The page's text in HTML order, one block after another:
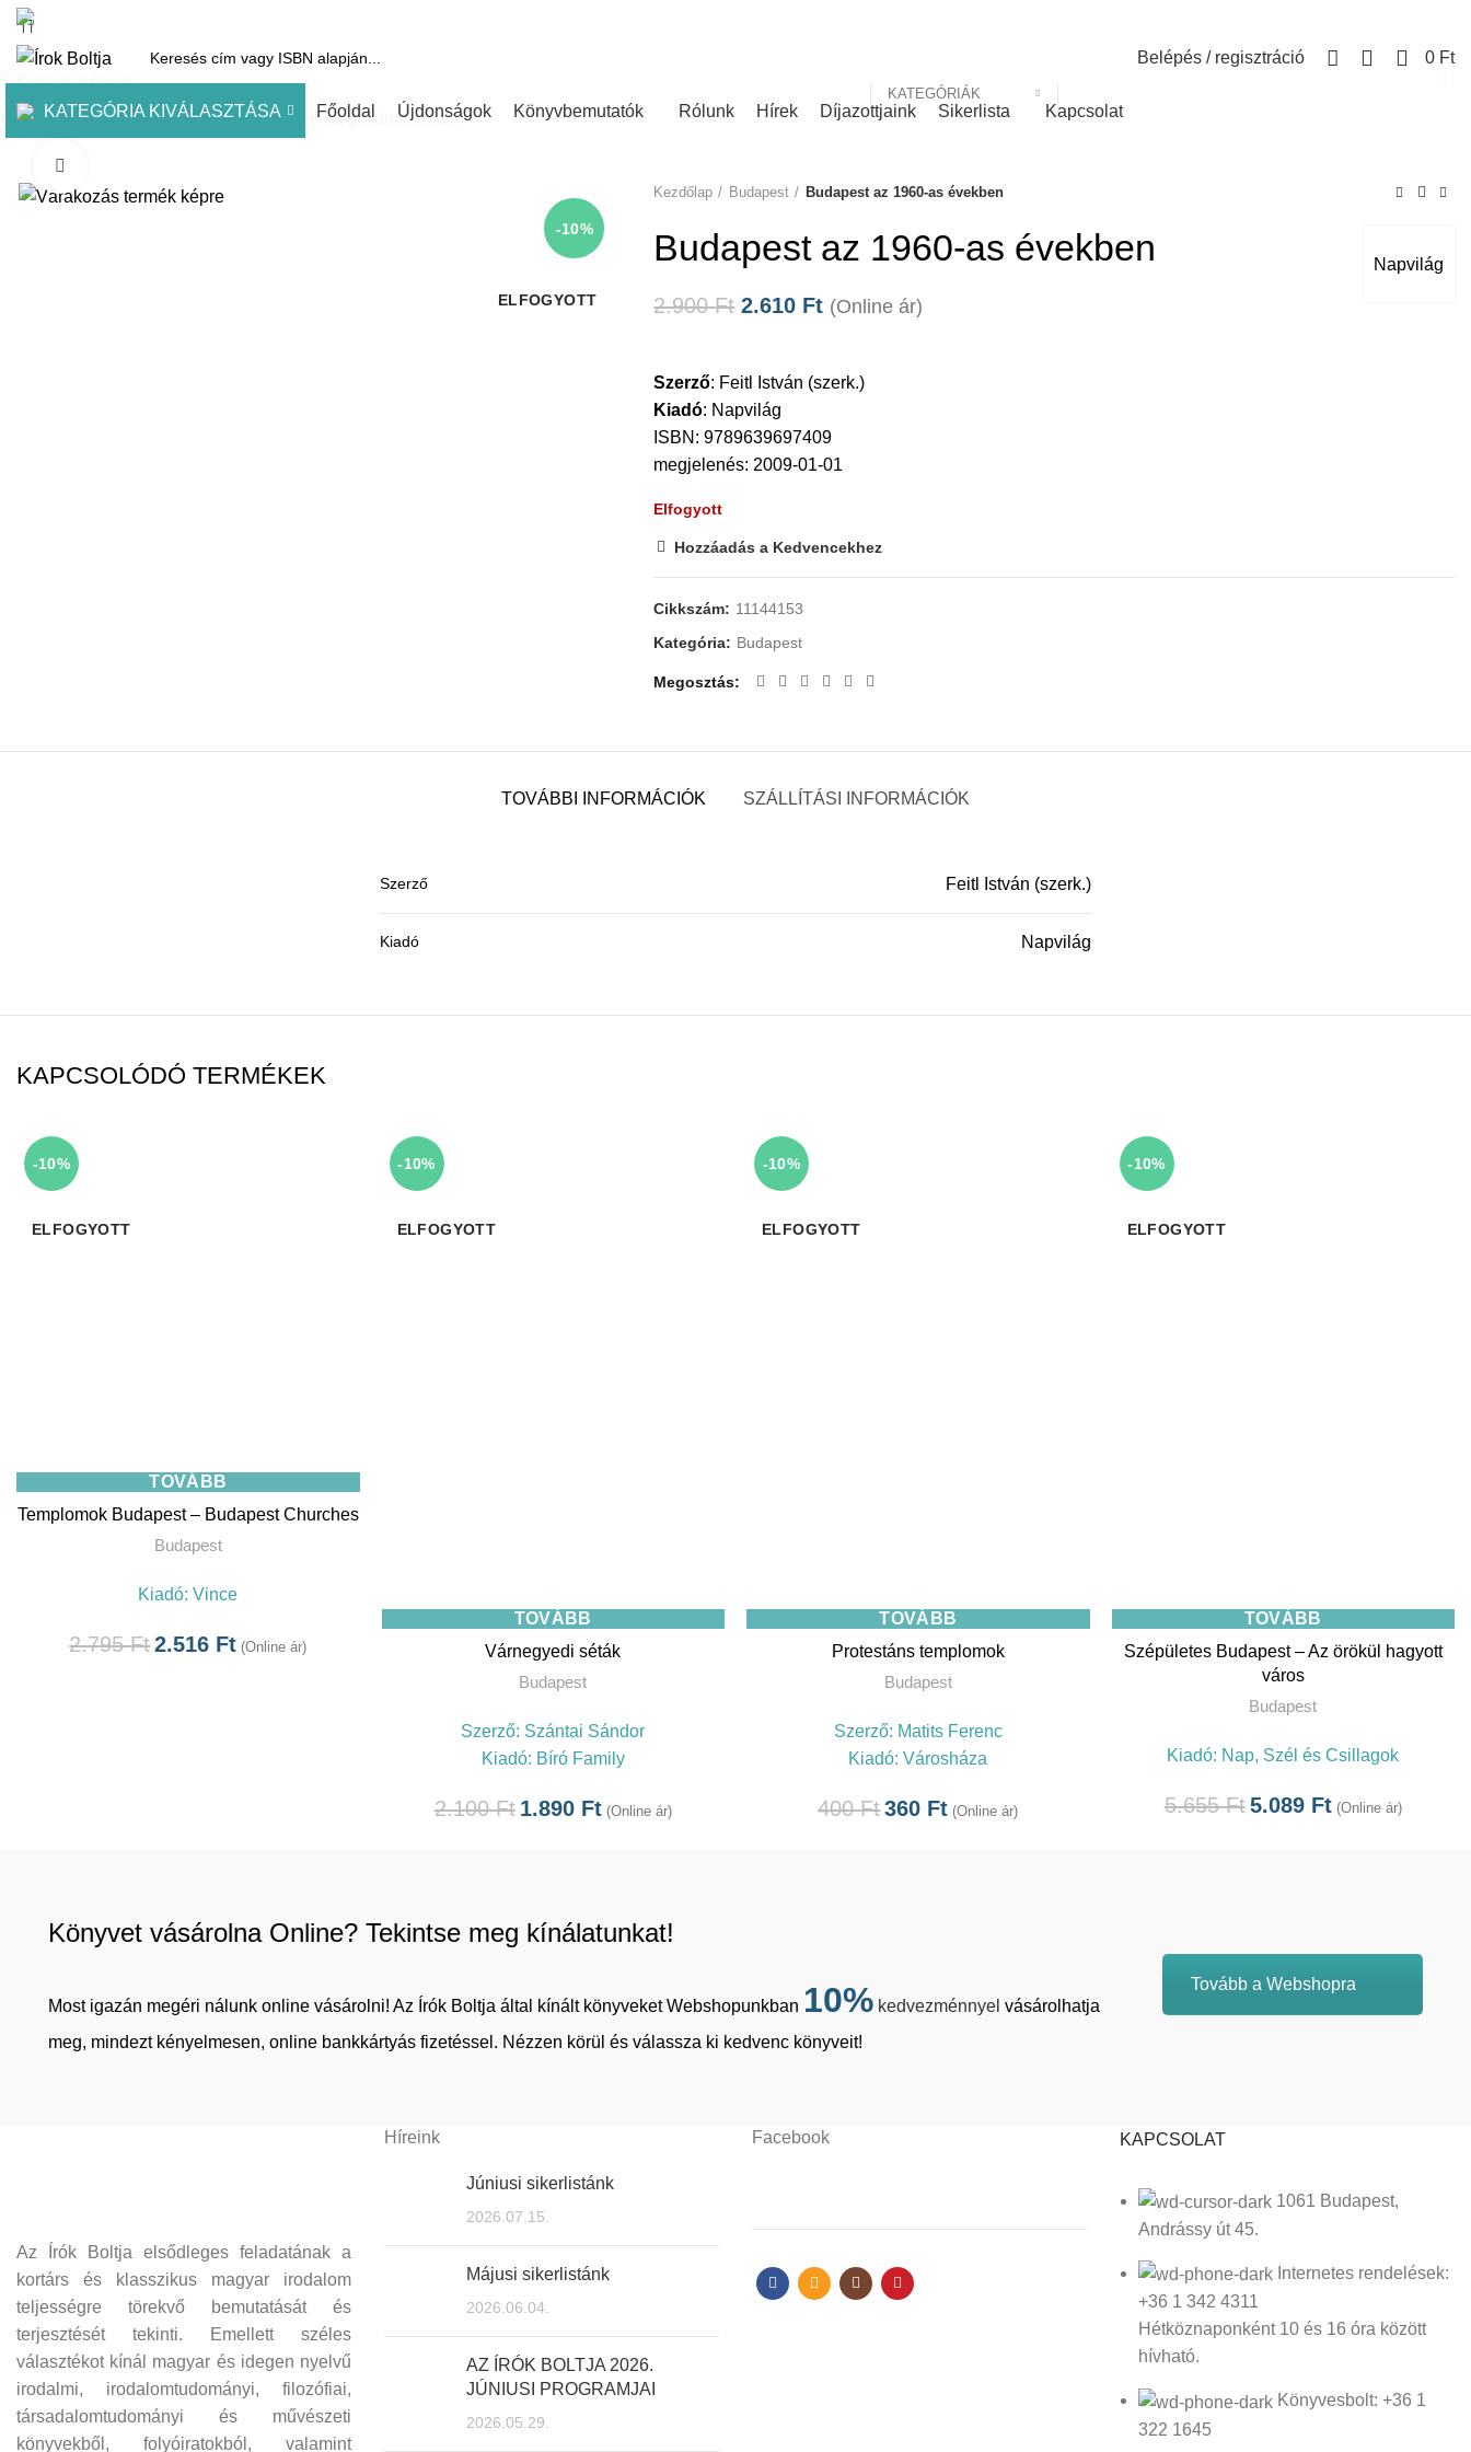
KATEGÓRIÁK
Belépés / regisztráció 0 Ft
KATEGÓRIA KIVÁLASZTÁSA Főoldal Újdonságok Könyvbemutatók Rólunk Hírek Díjazottjaink Sikerlista Kapcsolat
-10%
ELFOGYOTT
Kezdőlap
Budapest Budapest az 1960-as években
Napvilág
Budapest az 1960-as években
2.900Ft 2.610 Ft (Online ár)
Szerző: Feitl István (szerk.)
Kiadó: Napvilág
ISBN: 9789639697409
megjelenés: 2009-01-01
Elfogyott
Hozzáadás a Kedvencekhez
Cikkszám: 11144153
Kategória: Budapest
Megosztás
TOVÁBBI INFORMÁCIÓK SZÁLLÍTÁSI INFORMÁCIÓK
Szerző Feitl István (szerk.)
Kiadó Napvilág
KAPCSOLÓDÓ TERMÉKEK
-10%
ELFOGYOTT
TOVÁBB
Templomok Budapest – Budapest Churches
Budapest
Kiadó:Vince
2.795Ft2.516 Ft (Online ár)
-10%
ELFOGYOTT
TOVÁBB
Várnegyedi séták
Budapest
Szerző: Szántai Sándor
Kiadó: Bíró Family
2.100Ft 1.890 Ft (Online ár)
-10%
ELFOGYOTT
TOVÁBB
Protestáns templomok
Budapest
Szerző: Matits Ferenc
Kiadó:Városháza
400Ft360 Ft (Online ár)
-10%
ELFOGYOTT
TOVÁBB
Szépületes Budapest – Az örökül hagyott
város
Budapest
Kiadó: Nap, Szél és Csillagok
5.655Ft5.089 Ft (Online ár)
Könyvet vásárolna Online? Tekintse meg kínálatunkat!
Most igazán megéri nálunk online vásárolni! Az Írók Boltja által kínált könyveket Webshopunkban 10% kedvezménnyel vásárolhatja
meg, mindezt kényelmesen, online bankkártyás fizetéssel. Nézzen körül és válassza ki kedvenc könyveit!
Tovább a Webshopra
Az Írók Boltja elsődleges feladatának a
kortárs és klasszikus magyar irodalom
teljességre törekvő bemutatását és
terjesztését tekinti. Emellett széles
választékot kínál magyar és idegen nyelvű
irodalmi, irodalomtudományi, filozófiai,
társadalomtudományi és művészeti
könyvekből, folyóiratokból, valamint
Híreink
Júniusi sikerlistánk
2026.07.15.
Májusi sikerlistánk
2026.06.04.
AZ ÍRÓK BOLTJA 2026.
JÚNIUSI PROGRAMJAI
2026.05.29.
Facebook KAPCSOLAT
1061 Budapest,
Andrássy út 45.
Internetes rendelések:
+36 1 342 4311
Hétköznaponként 10 és 16 óra között
hívható.
Könyvesbolt: +36 1
322 1645
Kezdje el gépelni a keresett bejegyzések megtekintéséhez.